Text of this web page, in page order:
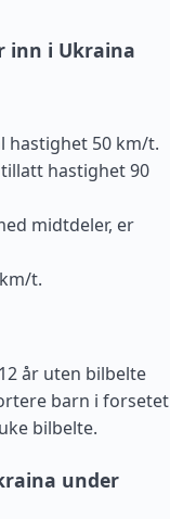
inn i Ukraina
hastighet 50 km/t.
hastighet 90
midtdeler, er
t.
år uten bilbelte
barn i forsetet
bilbelte.
under